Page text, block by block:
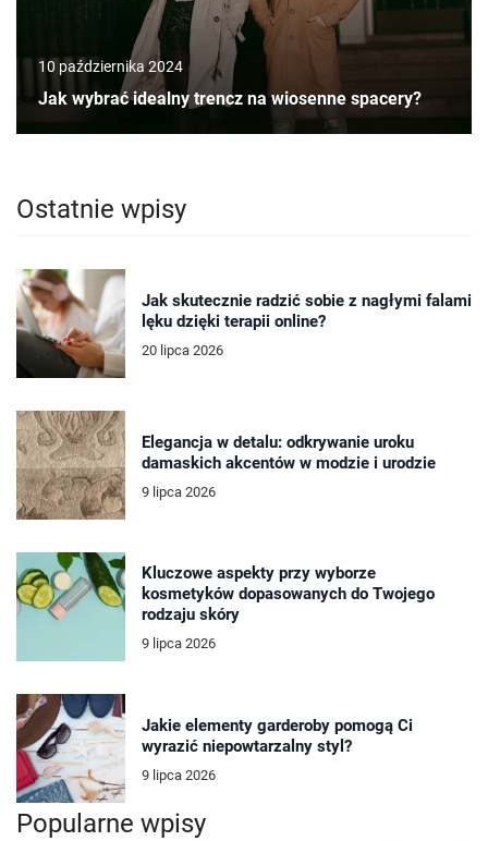
10 października 2024
Jak wybrać idealny trencz na wiosenne spacery?
Ostatnie wpisy
Jak skutecznie radzić sobie z nagłymi falami
lęku dzięki terapii online?
20 lipca 2026
Elegancja w detalu: odkrywanie uroku
damaskich akcentów w modzie i urodzie
9 lipca 2026
Kluczowe aspekty przy wyborze
kosmetyków dopasowanych do Twojego
rodzaju skóry
9 lipca 2026
Jakie elementy garderoby pomogą Ci
wyrazić niepowtarzalny styl?
9 lipca 2026
Popularne wpisy